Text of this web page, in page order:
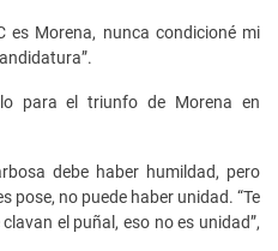
es Morena, nunca condicioné mi
para el triunfo de Morena en
debe haber humildad, pero
pose, no puede haber unidad. “Te
el puñal, eso no es unidad”,